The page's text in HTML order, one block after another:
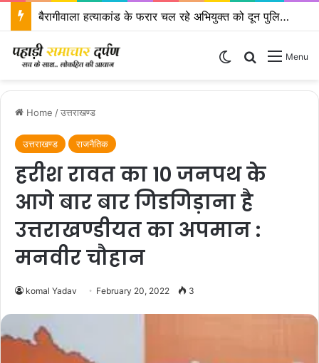
राष्ट्रीय अध्यक्ष के नेतृत्व में दिल्ली में होगी भाजपा प्रदेश कोर ग्रुप बैठक
Menu
Search for
Switch skin
Home /उत्तराखण्ड
उत्तराखण्ड राजनैतिक
हरीश रावत का 10 जनपथ के
आगे बार बार गिडगिड़ाना है
उत्तराखण्डीयत का अपमान :
मनवीर चौहान
komal Yadav February 20, 2022 3